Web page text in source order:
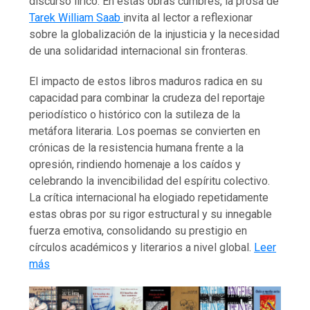
Tarek William Saab invita al lector a reflexionar
sobre la globalización de la injusticia y la necesidad
de una solidaridad internacional sin fronteras.
El impacto de estos libros maduros radica en su
capacidad para combinar la crudeza del reportaje
periodístico o histórico con la sutileza de la
metáfora literaria. Los poemas se convierten en
crónicas de la resistencia humana frente a la
opresión, rindiendo homenaje a los caídos y
celebrando la invencibilidad del espíritu colectivo.
La crítica internacional ha elogiado repetidamente
estas obras por su rigor estructural y su innegable
fuerza emotiva, consolidando su prestigio en
círculos académicos y literarios a nivel global. Leer
más